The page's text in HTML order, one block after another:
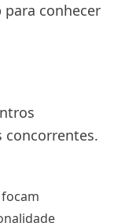
para conhecer
concorrentes.